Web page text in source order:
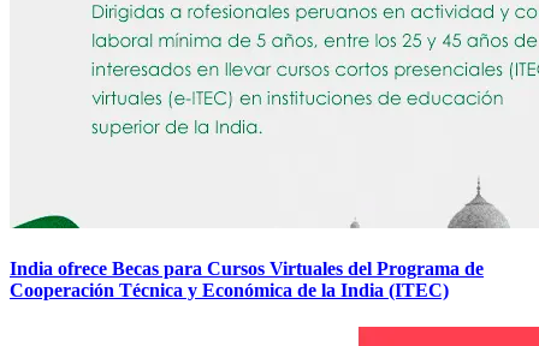
India ofrece Becas para Cursos Virtuales del Programa de
Cooperación Técnica y Económica de la India (ITEC)